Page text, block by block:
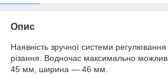
Опис
Наявність зручної системи
різання. Водночас максимально
45 мм, ширина — 46 мм.